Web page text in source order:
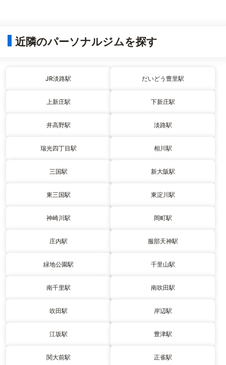
近隣のパーソナルジムを探す
JR淡路駅 だいどう豊里駅
上新庄駅 下新庄駅
井高野駅 淡路駅
瑞光四丁目駅 相川駅
三国駅 新大阪駅
東三国駅 東淀川駅
神崎川駅 岡町駅
庄内駅 服部天神駅
緑地公園駅 千里山駅
南千里駅 南吹田駅
吹田駅 岸辺駅
江坂駅 豊津駅
関大前駅 正雀駅